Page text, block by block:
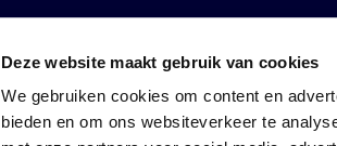
Deze website maakt gebruik van cookies
We gebruiken cookies om content en
bieden en om ons websiteverkeer te